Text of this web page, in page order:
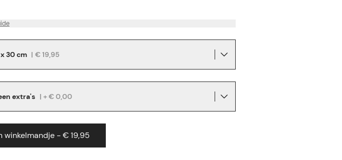
x 30 cm | € 19,95
extra's | + € 0,00
winkelmandje - € 19,95